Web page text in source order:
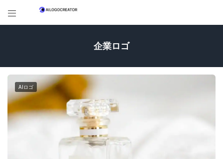

企業ロゴ
AIロゴ